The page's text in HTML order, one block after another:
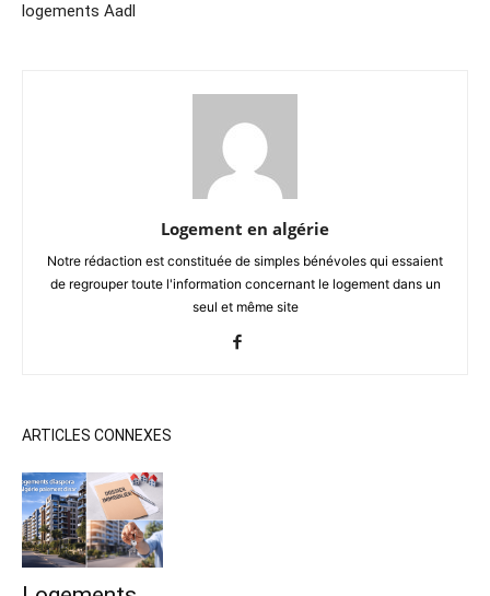
logements Aadl
Logement en algérie
Notre rédaction est constituée de simples bénévoles qui essaient
de regrouper toute l'information concernant le logement dans un
seul et même site
ARTICLES CONNEXES